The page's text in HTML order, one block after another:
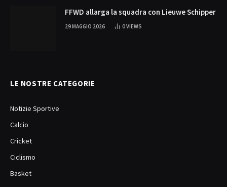
FFWD allarga la squadra con Lieuwe Schipper
29 MAGGIO 2026 0VIEWS
LE NOSTRE CATEGORIE
Notizie Sportive
Calcio
Cricket
Ciclismo
Basket